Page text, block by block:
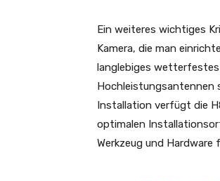
Ein weiteres wichtiges
Kamera, die man
langlebiges wetterfestes
Hochleistungsantennen
Installation verfügt die
optimalen
Werkzeug und